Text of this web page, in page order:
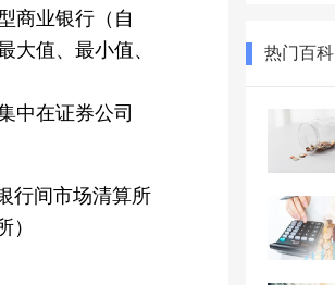
商业银行（自
大值、最小值、
中在证券公司
行间市场清算所
热门百科